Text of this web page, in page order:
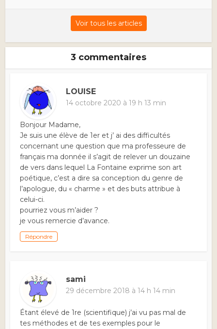
Voir tous les articles
3 commentaires
LOUISE
14 octobre 2020 à 19 h 13 min
Bonjour Madame,
Je suis une élève de 1er et j’ ai des difficultés
concernant une question que ma professeure de
français ma donnée il s’agit de relever un douzaine
de vers dans lequel La Fontaine exprime son art
poétique, c’est a dire sa conception du genre de
l’apologue, du « charme » et des buts attribue à
celui-ci.
pourriez vous m’aider ?
je vous remercie d’avance.
Répondre
sami
29 décembre 2018 à 14 h 14 min
Étant élevé de 1re (scientifique) j’ai vu pas mal de
tes méthodes et de tes exemples pour le